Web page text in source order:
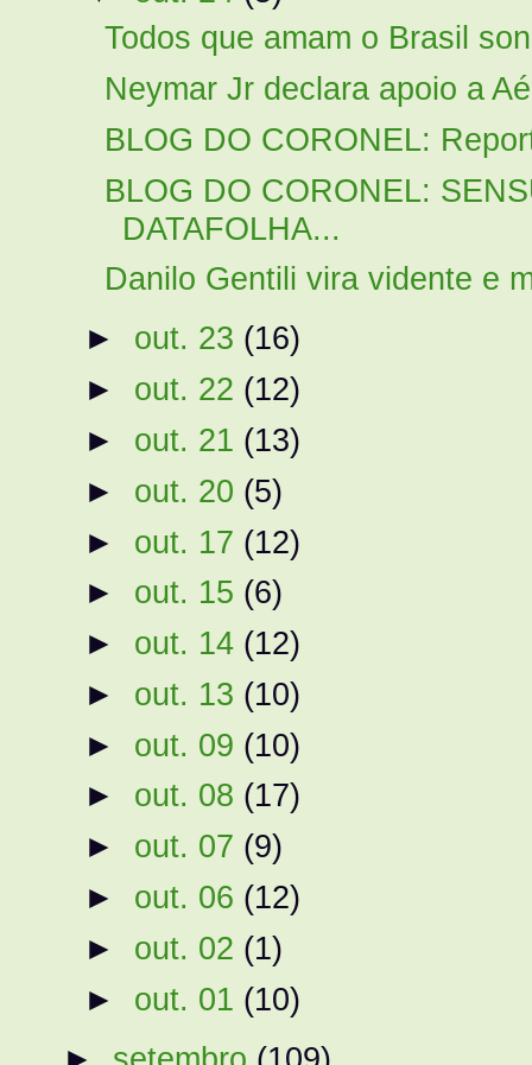
Todos que amam o Brasil
Neymar Jr declara apoio a
BLOG DO CORONEL:
BLOG DO CORONEL:
DATAFOLHA...
Danilo Gentili vira vidente e
► out. 23 (16)
► out. 22 (12)
► out. 21 (13)
► out. 20 (5)
► out. 17 (12)
► out. 15 (6)
► out. 14 (12)
► out. 13 (10)
► out. 09 (10)
► out. 08 (17)
► out. 07 (9)
► out. 06 (12)
► out. 02 (1)
► out. 01 (10)